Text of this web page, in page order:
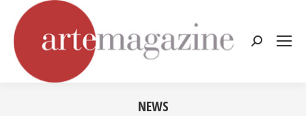
Cerca:
NEWS